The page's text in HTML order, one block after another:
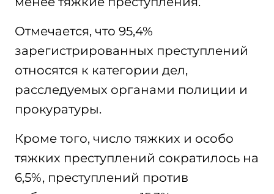
Отмечается, что 95,4%
зарегистрированных преступлений
относятся к категории дел,
расследуемых органами полиции и
прокуратуры.
Кроме того, число тяжких и особо
тяжких преступлений сократилось на
6,5%, преступлений против